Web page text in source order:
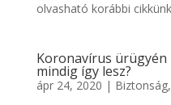
olvasható korábbi
Koronavírus
mindig így lesz?
ápr 24, 2020 | Biztonság,